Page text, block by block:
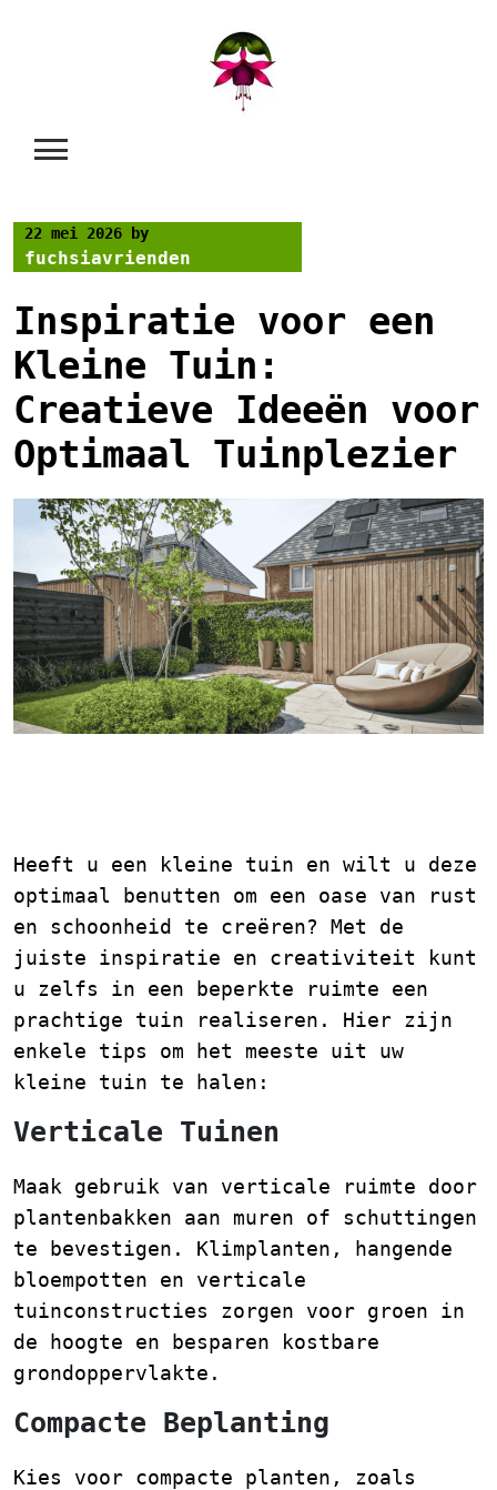
22 mei 2026 by
fuchsiavrienden
Inspiratie voor een
Kleine Tuin:
Creatieve Ideeën voor
Optimaal Tuinplezier
Heeft u een kleine tuin en wilt u deze
optimaal benutten om een oase van rust
en schoonheid te creëren? Met de
juiste inspiratie en creativiteit kunt
u zelfs in een beperkte ruimte een
prachtige tuin realiseren. Hier zijn
enkele tips om het meeste uit uw
kleine tuin te halen:
Verticale Tuinen
Maak gebruik van verticale ruimte door
plantenbakken aan muren of schuttingen
te bevestigen. Klimplanten, hangende
bloempotten en verticale
tuinconstructies zorgen voor groen in
de hoogte en besparen kostbare
grondoppervlakte.
Compacte Beplanting
Kies voor compacte planten, zoals